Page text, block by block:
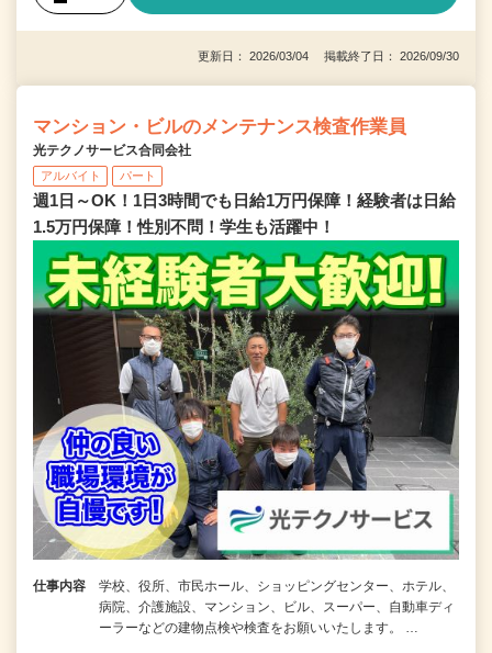
更新日： 2026/03/04 掲載終了日： 2026/09/30
マンション・ビルのメンテナンス検査作業員
光テクノサービス合同会社
アルバイト パート
週1日～OK！1日3時間でも日給1万円保障！経験者は日給
1.5万円保障！性別不問！学生も活躍中！
仕事内容
学校、役所、市民ホール、ショッピングセンター、ホテル、
病院、介護施設、マンション、ビル、スーパー、自動車ディ
ーラーなどの建物点検や検査をお願いいたします。 …